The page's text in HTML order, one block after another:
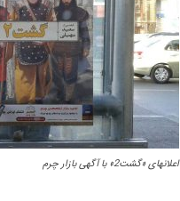
اعلانهای «گشت2» با آگهی بازار چرم